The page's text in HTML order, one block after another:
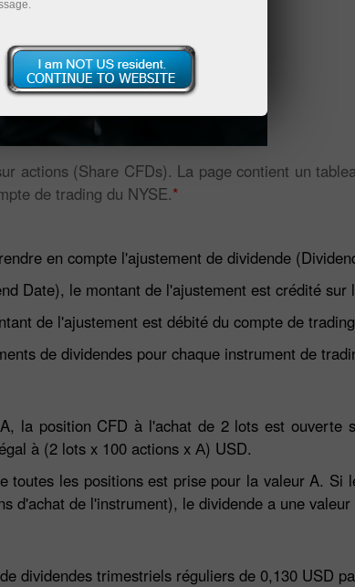
actions (Share CFDs). La page contient un
de trading du NYSE.*
en compte l'ajustement de dividende
Date), le montant de l'ajustement est crédité sur
de l'ajustement est débité du compte de
de dividendes pour chaque instrument de
la position CFD à l'achat de 2 lots est ouverte
à (2 lots x 100 actions x А) USD.
les positions est prise pour la valeur A. Si
d'achat de l'instrument), le dividende a une valeur
dividendes trimestriels réguliers de 0,130 USD